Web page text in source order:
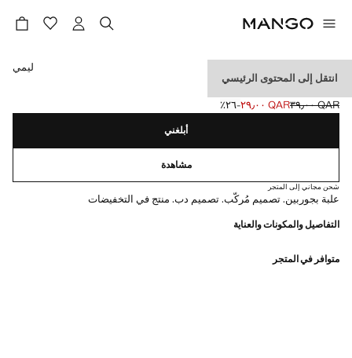
انتقل إلى المحتوى الرئيسي
حزمة 2 زوج جوارب بدببة
السعر الأول محذوف [QAR ٣٩٫٠٠ ]
QAR ٣٩٫٠٠
السعر الحالي [QAR ٢٩٫٠٠ ]QAR ٢٩٫٠٠ ؜-٢٦٪؜
حدد اللون
ليمي
أبلغني
مشاهدة
شحن مجاني إلى المتجر
علبة بجوربين. تصميم مُركّب. تصميم دب. منتج في التخفيضات
التفاصيل والمكونات والعناية
متوافر في المتجر